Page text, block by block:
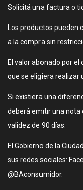
Solicitá una factura o
Los productos pueden
a la compra sin
El valor abonado por
que se eligiera realizar
Si existiera una
deberá emitir una nota
validez de 90 días.
El Gobierno de la
sus redes sociales:
@BAconsumidor.